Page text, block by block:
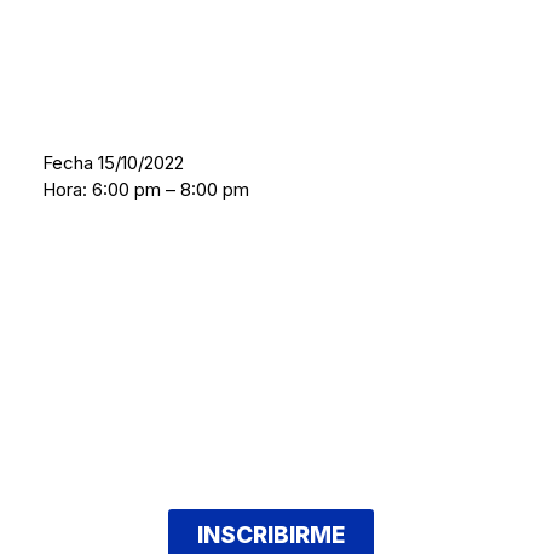
Fecha 15/10/2022
Hora: 6:00 pm – 8:00 pm
INSCRIBIRME